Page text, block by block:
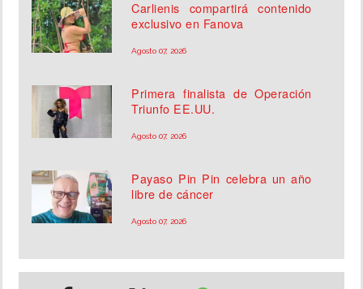
Carlienis compartirá contenido
exclusivo en Fanova
Agosto 07, 2026
Primera finalista de Operación
Triunfo EE.UU.
Agosto 07, 2026
Payaso Pin Pin celebra un año
libre de cáncer
Agosto 07, 2026